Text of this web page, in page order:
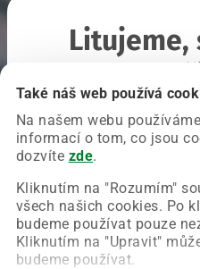
Také náš web používá
Na našem webu
informací o tom, co jsou
dozvíte zde.
Kliknutím na "Rozumím"
všech našich cookies. Po
budeme používat pouze
Kliknutím na "Upravit"
budeme používat.
Litujeme,
Chyba nastala na naší
Zkuste prosím znovu
Obnovit stránku